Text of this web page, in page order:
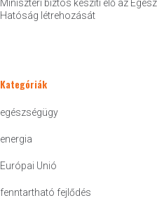
Miniszteri biztos készíti elő az
Hatóság létrehozását
Kategóriák
egészségügy
energia
Európai Unió
fenntartható fejlődés